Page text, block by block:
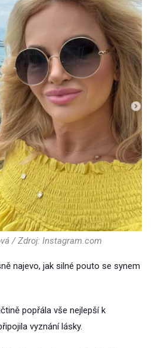
/ Zdroj: Instagram.com
najevo, jak silné pouto se synem
popřála vše nejlepší k
vyznání lásky.